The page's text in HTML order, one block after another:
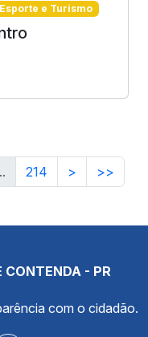
e Turismo
214 > >>
CONTENDA - PR
com o cidadão.